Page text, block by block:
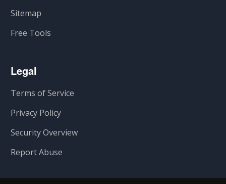
Sitemap
Free Tools
Legal
Terms of Service
Privacy Policy
Security Overview
Report Abuse